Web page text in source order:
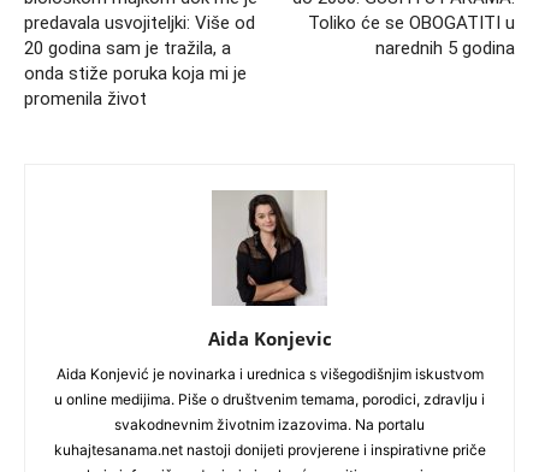
predavala usvojiteljki: Više od
20 godina sam je tražila, a
onda stiže poruka koja mi je
promenila život
Toliko će se OBOGATITI u
narednih 5 godina
Aida Konjevic
Aida Konjević je novinarka i urednica s višegodišnjim iskustvom
u online medijima. Piše o društvenim temama, porodici, zdravlju i
svakodnevnim životnim izazovima. Na portalu
kuhajtesanama.net nastoji donijeti provjerene i inspirativne priče